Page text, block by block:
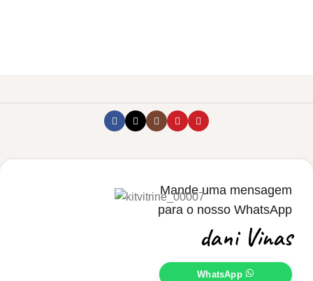
Mande uma mensagem
para o nosso WhatsApp
dani Vinas
WhatsApp